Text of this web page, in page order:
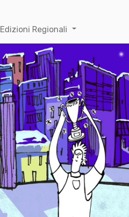
Edizioni Regionali